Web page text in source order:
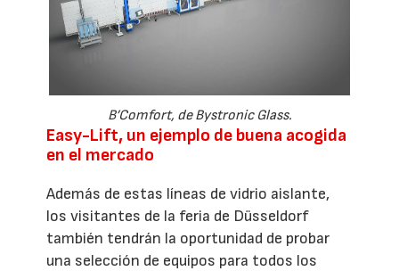
B’Comfort, de Bystronic Glass.
Easy-Lift, un ejemplo de buena acogida
en el mercado
Además de estas líneas de vidrio aislante,
los visitantes de la feria de Düsseldorf
también tendrán la oportunidad de probar
una selección de equipos para todos los